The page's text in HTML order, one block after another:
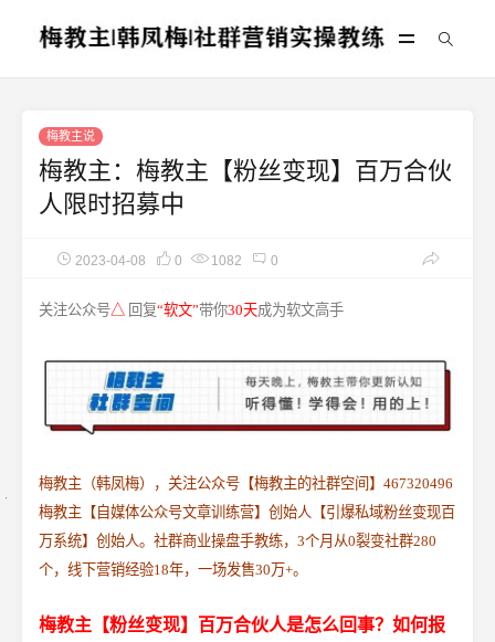
梅教主说
梅教主：梅教主【粉丝变现】百万合伙
人限时招募中
2023-04-08 0 1082 0
关注公众号△ 回复“软文”带你30天成为软文高手
梅教主（韩凤梅），关注公众号【梅教主的社群空间】467320496
梅教主【自媒体公众号文章训练营】创始人【引爆私域粉丝变现百
万系统】创始人。社群商业操盘手教练，3个月从0裂变社群280
个，线下营销经验18年，一场发售30万+。
梅教主【粉丝变现】百万合伙人是怎么回事？如何报